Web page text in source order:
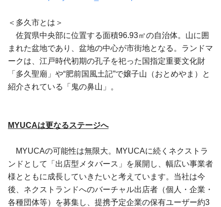
＜多久市とは＞
佐賀県中央部に位置する面積96.93㎡の自治体。山に囲
まれた盆地であり、盆地の中心が市街地となる。ランドマ
ークは、江戸時代初期の孔子を祀った国指定重要文化財
「多久聖廟」や“肥前国風土記”で嬢子山（おとめやま）と
紹介されている「鬼の鼻山」。
MYUCAは更なるステージへ
MYUCAの可能性は無限大。MYUCAに続くネクストラ
ンドとして「出店型メタバース」を展開し、幅広い事業者
様とともに成長していきたいと考えています。当社は今
後、ネクストランドへのバーチャル出店者（個人・企業・
各種団体等）を募集し、提携予定企業の保有ユーザー約3